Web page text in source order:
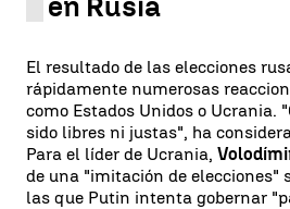
El resultado de las elecciones
rápidamente numerosas
como Estados Unidos o Ucrania.
sido libres ni justas", ha
Para el líder de Ucrania,
de una "imitación de elecciones"
las que Putin intenta gobernar